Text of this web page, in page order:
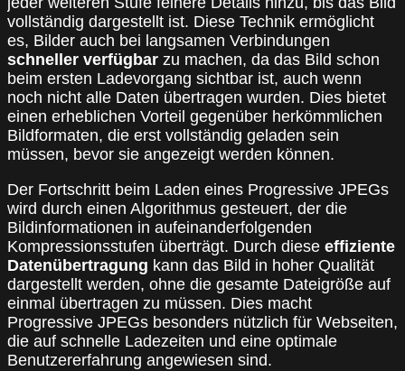
vollständig dargestellt ist. Diese Technik ermöglicht
es, Bilder auch bei langsamen Verbindungen
schneller verfügbar zu machen, da das Bild schon
beim ersten Ladevorgang sichtbar ist, auch wenn
noch nicht alle Daten übertragen wurden. Dies bietet
einen erheblichen Vorteil gegenüber herkömmlichen
Bildformaten, die erst vollständig geladen sein
müssen, bevor sie angezeigt werden können.
Der Fortschritt beim Laden eines Progressive JPEGs
wird durch einen Algorithmus gesteuert, der die
Bildinformationen in aufeinanderfolgenden
Kompressionsstufen überträgt. Durch diese effiziente
Datenübertragung kann das Bild in hoher Qualität
dargestellt werden, ohne die gesamte Dateigröße auf
einmal übertragen zu müssen. Dies macht
Progressive JPEGs besonders nützlich für Webseiten,
die auf schnelle Ladezeiten und eine optimale
Benutzererfahrung angewiesen sind.